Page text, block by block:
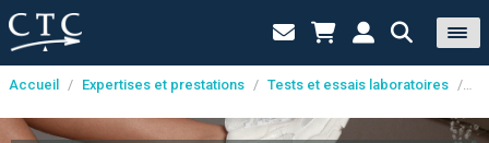
Panneau de gestion des cookies
Accueil / Expertises et prestations / Tests et essais laboratoires /